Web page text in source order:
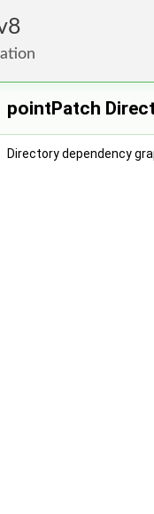
8
Foundation
pointPatch
Directory dependency